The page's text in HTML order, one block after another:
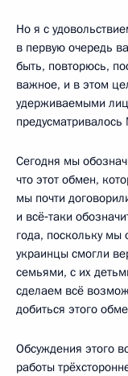
Но я с
в первую очередь
быть, повторюсь,
важное, и в этом
удерживаемыми
Сегодня мы
что этот обмен,
мы почти
и всё‑таки
года, поскольку мы
украинцы смогли
семьями, с их
сделаем всё
добиться этого
Обсуждения этого
работы